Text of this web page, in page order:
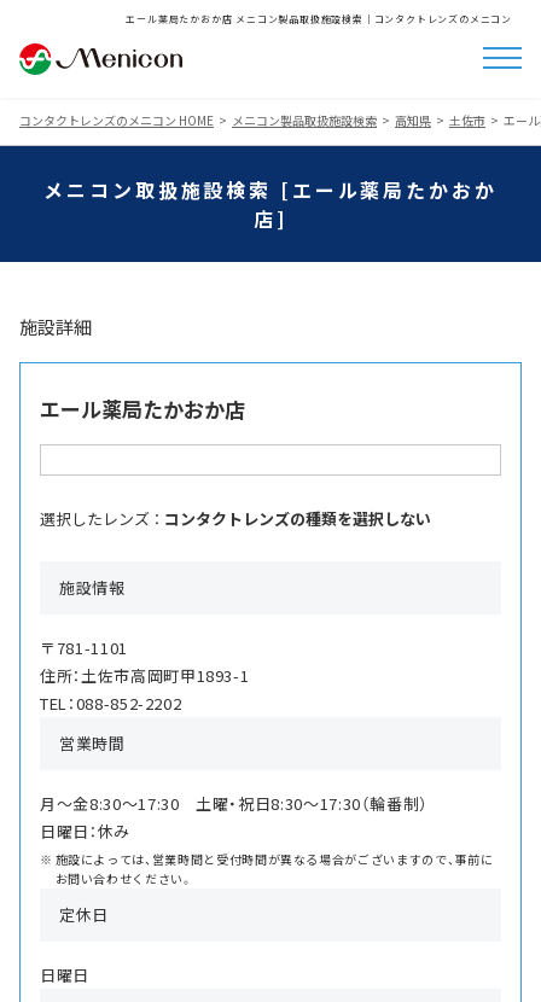
エール薬局たかおか店 メニコン製品取扱施設検索│コンタクトレンズのメニコン
コンタクトレンズのメニコン HOME メニコン製品取扱施設検索 高知県 土佐市 エー
メニコン取扱施設検索 [エール薬局たかおか
店]
施設詳細
エール薬局たかおか店
選択したレンズ ： コンタクトレンズの種類を選択しない
施設情報
〒781-1101
住所：土佐市高岡町甲1893-1
TEL：088-852-2202
営業時間
月〜金8:30〜17:30 土曜・祝日8:30〜17:30（輪番制）
日曜日：休み
施設によっては、営業時間と受付時間が異なる場合がございますので、事前に
お問い合わせください。
定休日
日曜日